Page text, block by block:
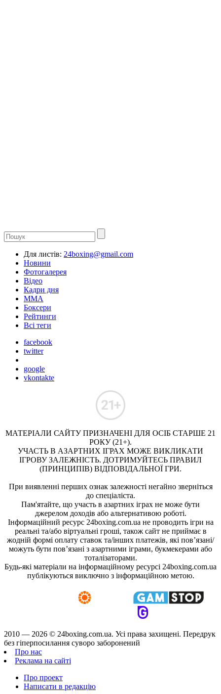
Для листів: 24boxing@gmail.com
Новини
Фотогалерея
Відео
Кадри дня
ММА
Боксери
Рейтинги
Всі теги
facebook
twitter
google
vkontakte
МАТЕРІАЛИ САЙТУ ПРИЗНАЧЕНІ ДЛЯ ОСІБ СТАРШЕ 21
РОКУ (21+).
УЧАСТЬ В АЗАРТНИХ ІГРАХ МОЖЕ ВИКЛИКАТИ
ІГРОВУ ЗАЛЕЖНІСТЬ. ДОТРИМУЙТЕСЬ ПРАВИЛ
(ПРИНЦИПІВ) ВІДПОВІДАЛЬНОЇ ГРИ.
При виявленні перших ознак залежності негайно зверніться
до спеціаліста.
Пам'ятайте, що участь в азартних іграх не може бути
джерелом доходів або альтернативою роботі.
Інформаційний ресурс 24boxing.com.ua не проводить ігри на
реальні та/або віртуальні гроші, також сайт не приймає в
жодній формі оплату ставок та/інших платежів, які пов’язані/
можуть бути пов’язані з азартними іграми, букмекерами або
тоталізаторами.
Будь-які матеріали на інформаційному ресурсі 24boxing.com.ua
публікуються виключно з інформаційною метою.
2010 — 2026 © 24boxing.com.ua. Усi права захищенi. Передрук
без гіперпосилання суворо заборонений
Про нас
Реклама на сайті
Про проект
Написати в редакцію